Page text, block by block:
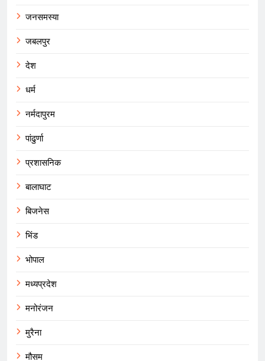
जनसमस्या
जबलपुर
देश
धर्म
नर्मदापुरम
पांढुर्णा
प्रशासनिक
बालाघाट
बिजनेस
भिंड
भोपाल
मध्यप्रदेश
मनोरंजन
मुरैना
मौसम